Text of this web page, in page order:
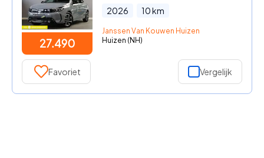
27.490
2026 10km
Janssen Van Kouwen Huizen
Huizen (NH)
Favoriet Vergelijk